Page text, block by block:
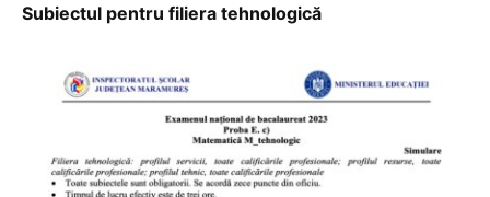
Subiectul pentru filiera tehnologică